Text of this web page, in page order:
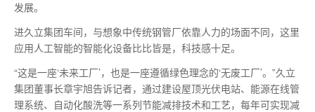
发展。
进久立集团车间，与想象中传统钢管厂依靠人力的场面不同，这里
应用人工智能的智能化设备比比皆是，科技感十足。
“这是一座‘未来工厂’，也是一座遵循绿色理念的‘无废工厂’。”久立
集团董事长章宇旭告诉记者，通过建设屋顶光伏电站、能源在线管
理系统、自动化酸洗等一系列节能减排技术和工艺，每年可实现减